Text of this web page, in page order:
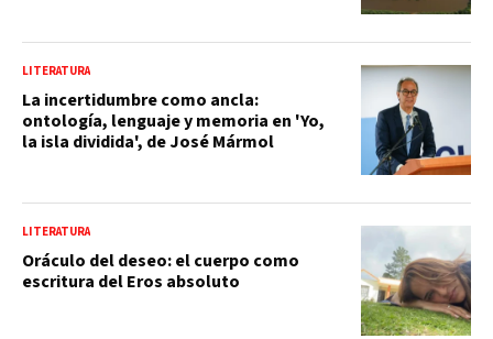
LITERATURA
La incertidumbre como ancla:
ontología, lenguaje y memoria en 'Yo,
la isla dividida', de José Mármol
LITERATURA
Oráculo del deseo: el cuerpo como
escritura del Eros absoluto